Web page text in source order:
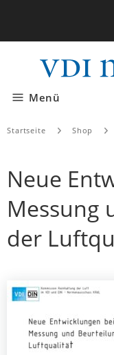
Menü
Startseite Shop
Neue
Messung
der